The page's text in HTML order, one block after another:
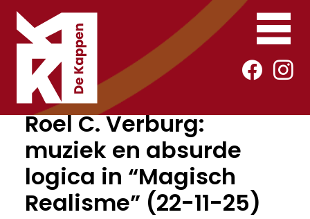
Roel C. Verburg:
muziek en absurde
logica in “Magisch
Realisme” (22-11-25)